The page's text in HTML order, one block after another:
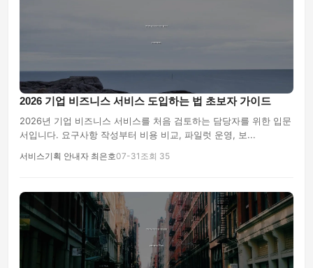
2026 기업 비즈니스 서비스 도입하는 법 초보자 가이드
2026년 기업 비즈니스 서비스를 처음 검토하는 담당자를 위한 입문
서입니다. 요구사항 작성부터 비용 비교, 파일럿 운영, 보...
서비스기획 안내자 최은호07-31 조회 35